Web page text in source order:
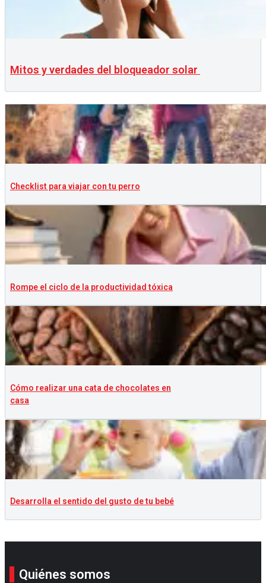
Mitos y verdades del bloqueador solar
Checklist para viajar con tu perro
Rompe el ciclo de la productividad tóxica
Cómo realizar una cata de chocolates en
casa
Desarrolla el sentido del gusto de tu bebé
Quiénes somos